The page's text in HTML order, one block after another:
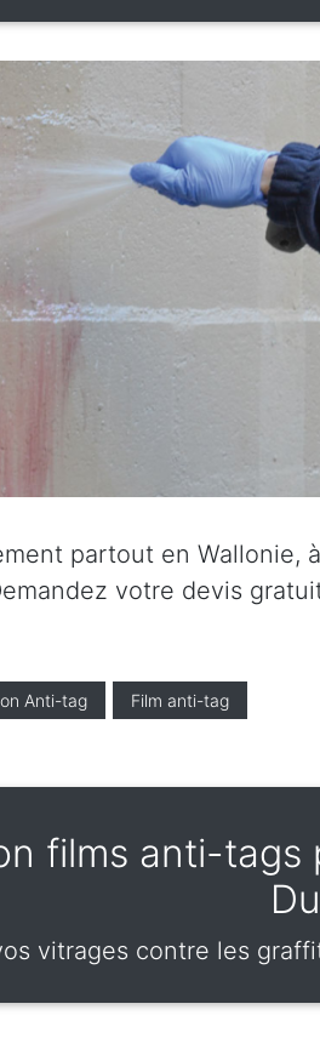
partout en Wallonie,
votre devis
Anti-tag Film anti-tag
films anti-
vitrages contre les